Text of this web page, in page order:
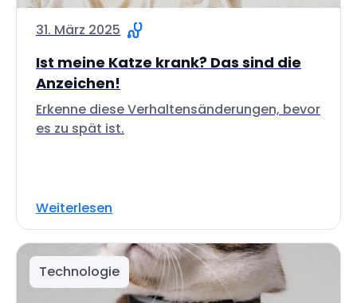
31. März 2025
Ist meine Katze krank? Das sind die
Anzeichen!
Erkenne diese Verhaltensänderungen, bevor
es zu spät ist.
Weiterlesen
Technologie